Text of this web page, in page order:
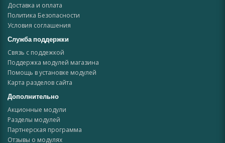
Доставка и оплата
Политика Безопасности
Условия соглашения
Служба поддержки
Связь с поддежкой
Поддержка модулей магазина
Помощь в установке модулей
Карта разделов сайта
Дополнительно
Акционные модули
Разделы модулей
Партнерская программа
Отзывы о модулях